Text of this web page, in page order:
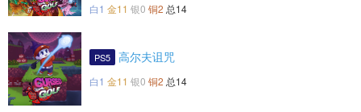
白1 金11 银0 铜2 总14
PS5 高尔夫诅咒
白1 金11 银0 铜2 总14